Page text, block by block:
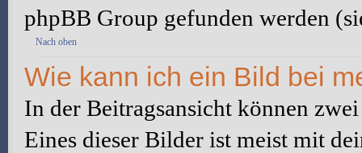
phpBB Group gefunden werden
Nach oben
Wie kann ich ein Bild bei
In der Beitragsansicht können
Eines dieser Bilder ist meist mit